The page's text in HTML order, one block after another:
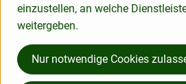
einzustellen, an welche
weitergeben.
Nur notwendige Cookies